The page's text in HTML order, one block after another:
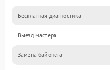
Бесплатная диагностика
Выезд мастера
Замена байонета